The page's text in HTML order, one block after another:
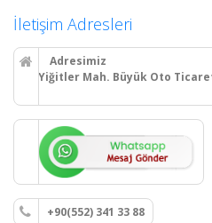
İletişim Adresleri
Adresimiz
Yiğitler Mah. Büyük Oto Ticaret
Yıldırım /
+90(552) 341 33 88